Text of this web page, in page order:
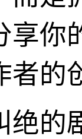
享你
者的
绝的